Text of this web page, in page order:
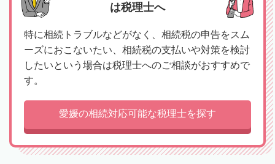
は税理士へ
特に相続トラブルなどがなく、相続税の申告をスム
ーズにおこないたい、相続税の支払いや対策を検討
したいという場合は税理士へのご相談がおすすめで
す。
愛媛の相続対応可能な税理士を探す